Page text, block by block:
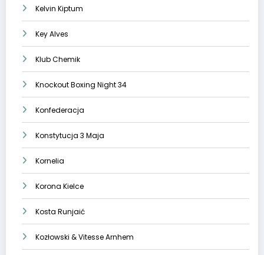
Kelvin Kiptum
Key Alves
Klub Chemik
Knockout Boxing Night 34
Konfederacja
Konstytucja 3 Maja
Kornelia
Korona Kielce
Kosta Runjaić
Kozłowski & Vitesse Arnhem